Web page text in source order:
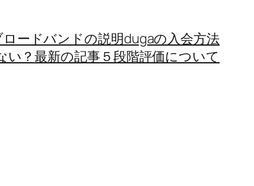
ロードバンドの説明dugaの入会方法
い？最新の記事 ５段階評価について